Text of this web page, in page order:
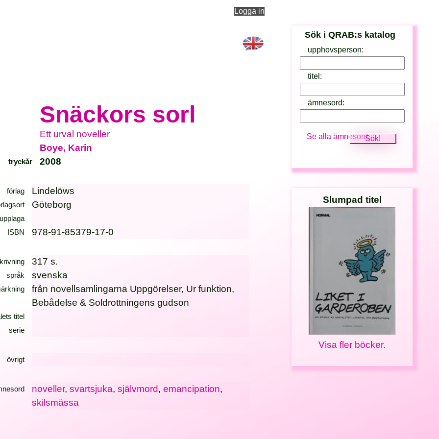
Logga in
Sök i QRAB:s katalog
upphovsperson:
titel:
ämnesord:
Se alla ämnesord
Slumpad titel
Visa fler böcker.
Snäckors sorl
Ett urval noveller
Boye, Karin
tryckår 2008
förlag Lindelöws
Göteborg
ISBN
978-91-85379-17-0
317 s.
språk svenska
från novellsamlingarna Uppgörelser, Ur funktion,
Bebådelse & Soldrottningens gudson
titel
serie
övrigt
noveller,svartsjuka,självmord,emancipation,
skilsmässa